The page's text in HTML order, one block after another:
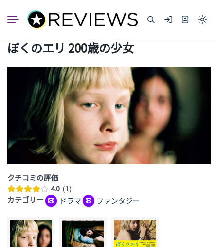
ン
Light
dark)
ぼくのエリ 200歳の少女
クチコミの評価
4.0 1
カテゴリー
ドラマ ファンタジー